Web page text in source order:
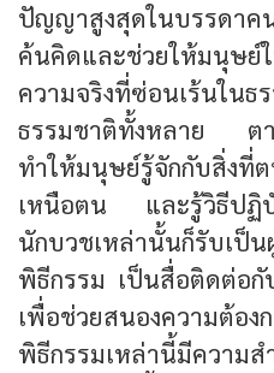
ปัญญาสูงสุดในบรรดา
ค้นคิดและช่วยให้มนุ
ความจริงที่ซ่อนเร้น
ธรรมชาติทั้งหลาย ต
ทำให้มนุษย์รู้จักกับสิ่งที่
เหนือตน และรู้วิธีปฏิ
นักบวชเหล่านั้นก็รับเป็
พิธีกรรม เป็นสื่อติดต่อกั
เพื่อช่วยสนองความต้อ
พิธีกรรมเหล่านี้มีความ